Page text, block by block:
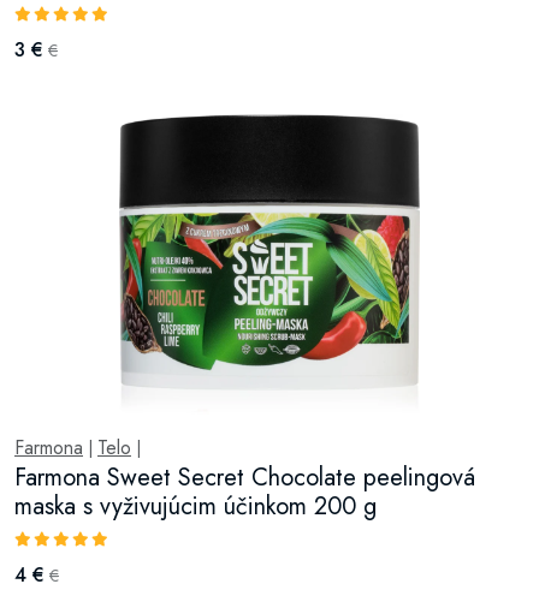
3 € €
Farmona Telo
Farmona Sweet Secret Chocolate peelingová
maska s vyživujúcim účinkom 200 g
4 € €